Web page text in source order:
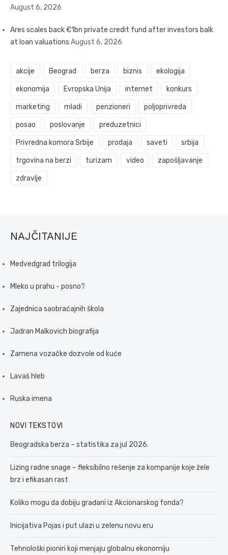
August 6, 2026
Ares scales back €1bn private credit fund after investors balk
at loan valuations August 6, 2026
akcije Beograd berza biznis ekologija
ekonomija Evropska Unija internet konkurs
marketing mladi penzioneri poljoprivreda
posao poslovanje preduzetnici
Privredna komora Srbije prodaja saveti srbija
trgovina na berzi turizam video zapošljavanje
zdravlje
NAJČITANIJE
Medvedgrad trilogija
Mleko u prahu - posno?
Zajednica saobraćajnih škola
Jadran Malkovich biografija
Zamena vozačke dozvole od kuće
Lavaš hleb
Ruska imena
NOVI TEKSTOVI
Beogradska berza – statistika za jul 2026.
Lizing radne snage – fleksibilno rešenje za kompanije koje žele
brz i efikasan rast
Koliko mogu da dobiju građani iz Akcionarskog fonda?
Inicijativa Pojas i put ulazi u zelenu novu eru
Tehnološki pioniri koji menjaju globalnu ekonomiju